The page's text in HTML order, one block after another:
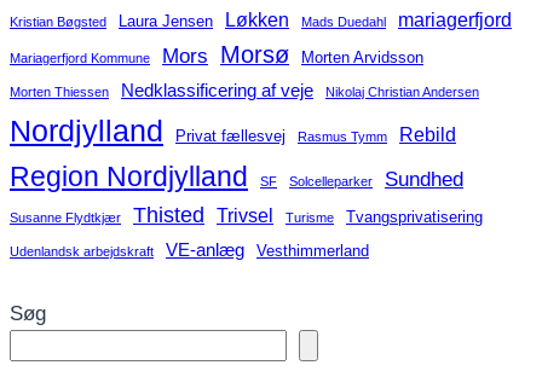
Kristian Bøgsted Laura Jensen Løkken Mads Duedahl mariagerfjord
Mariagerfjord Kommune Mors Morsø Morten Arvidsson
Morten Thiessen Nedklassificering af veje Nikolaj Christian Andersen
Nordjylland Privat fællesvej Rasmus Tymm Rebild
Region Nordjylland SF Solcelleparker Sundhed
Susanne Flydtkjær Thisted Trivsel Turisme Tvangsprivatisering
Udenlandsk arbejdskraft VE-anlæg Vesthimmerland
Søg